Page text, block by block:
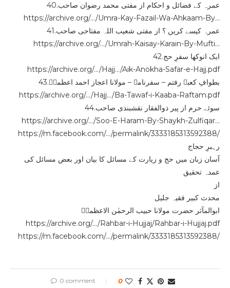
40.عمرہ کے فضائل و احکام از مفتی محمد رضوان صاحب
https://archive.org/…/Umra-Kay-Fazail-Wa-Ahkaam-By…
41.عمرہ کیسے کریں ؟ از مفتی شعیب اللہ مفتاحی صاحب
https://archive.org/…/Umrah-Kaisay-Karain-By-Mufti…
42.ایک انوکھا سفرِ حج
https://archive.org/…/Hajj…/Aik-Anokha-Safar-e-Hajj.pdf
43.بطوافِ کعبہ رفتم – سفرنامہ – مولانا اعجاز احمد اعظمیؒ
https://archive.org/…/Hajj…/Ba-Tawaf-i-Kaaba-Raftam.pdf
44.سوئے حرم از پیر ذوالفقار نقشبندی صاحب
https://archive.org/…/Soo-E-Haram-By-Shaykh-Zulfiqar…
https://m.facebook.com/…/permalink/3333185313592388/
رہبرِ حجاج
آسان زبان میں حج و زیارت کے مسائل کا بیان اور بعض مسائل کی
عمدہ تحقیق
از
محدث کبیر فقیہ جلیل
ابوالمآثر حضرت مولانا حبیب الرحمٰن الاعظمیؒ
https://archive.org/…/Rahbar-i-Hujjaj/Rahbar-i-Hujjaj.pdf
https://m.facebook.com/…/permalink/3333185313592388/
0 comment 0